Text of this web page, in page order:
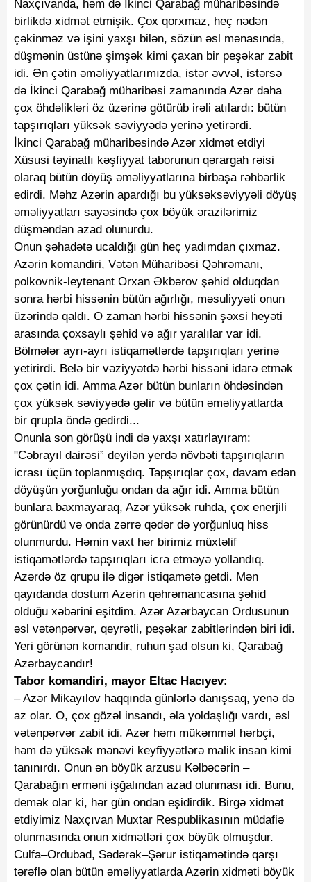
Naxçıvanda, həm də İkinci Qarabağ müharibəsində
birlikdə xidmət etmişik. Çox qorxmaz, heç nədən
çəkinməz və işini yaxşı bilən, sözün əsl mənasında,
düşmənin üstünə şimşək kimi çaxan bir peşəkar zabit
idi. Ən çətin əməliyyatlarımızda, istər əvvəl, istərsə
də İkinci Qarabağ müharibəsi zamanında Azər daha
çox öhdəlikləri öz üzərinə götürüb irəli atılardı: bütün
tapşırıqları yüksək səviyyədə yerinə yetirərdi.
İkinci Qarabağ müharibəsində Azər xidmət etdiyi
Xüsusi təyinatlı kəşfiyyat taborunun qərargah rəisi
olaraq bütün döyüş əməliyyatlarına birbaşa rəhbərlik
edirdi. Məhz Azərin apardığı bu yüksəksəviyyəli döyüş
əməliyyatları sayəsində çox böyük ərazilərimiz
düşməndən azad olunurdu.
Onun şəhadətə ucaldığı gün heç yadımdan çıxmaz.
Azərin komandiri, Vətən Müharibəsi Qəhrəmanı,
polkovnik-leytenant Orxan Əkbərov şəhid olduqdan
sonra hərbi hissənin bütün ağırlığı, məsuliyyəti onun
üzərində qaldı. O zaman hərbi hissənin şəxsi heyəti
arasında çoxsaylı şəhid və ağır yaralılar var idi.
Bölmələr ayrı-ayrı istiqamətlərdə tapşırıqları yerinə
yetirirdi. Belə bir vəziyyətdə hərbi hissəni idarə etmək
çox çətin idi. Amma Azər bütün bunların öhdəsindən
çox yüksək səviyyədə gəlir və bütün əməliyyatlarda
bir qrupla öndə gedirdi...
Onunla son görüşü indi də yaxşı xatırlayıram:
"Cəbrayıl dairəsi” deyilən yerdə növbəti tapşırıqların
icrası üçün toplanmışdıq. Tapşırıqlar çox, davam edən
döyüşün yorğunluğu ondan da ağır idi. Amma bütün
bunlara baxmayaraq, Azər yüksək ruhda, çox enerjili
görünürdü və onda zərrə qədər də yorğunluq hiss
olunmurdu. Həmin vaxt hər birimiz müxtəlif
istiqamətlərdə tapşırıqları icra etməyə yollandıq.
Azərdə öz qrupu ilə digər istiqamətə getdi. Mən
qayıdanda dostum Azərin qəhrəmancasına şəhid
olduğu xəbərini eşitdim. Azər Azərbaycan Ordusunun
əsl vətənpərvər, qeyrətli, peşəkar zabitlərindən biri idi.
Yeri görünən komandir, ruhun şad olsun ki, Qarabağ
Azərbaycandır!
Tabor komandiri, mayor Eltac Hacıyev:
– Azər Mikayılov haqqında günlərlə danışsaq, yenə də
az olar. O, çox gözəl insandı, əla yoldaşlığı vardı, əsl
vətənpərvər zabit idi. Azər həm mükəmməl hərbçi,
həm də yüksək mənəvi keyfiyyətlərə malik insan kimi
tanınırdı. Onun ən böyük arzusu Kəlbəcərin –
Qarabağın erməni işğalından azad olunması idi. Bunu,
demək olar ki, hər gün ondan eşidirdik. Birgə xidmət
etdiyimiz Naxçıvan Muxtar Respublikasının müdafiə
olunmasında onun xidmətləri çox böyük olmuşdur.
Culfa–Ordubad, Sədərək–Şərur istiqamətində qarşı
tərəflə olan bütün əməliyyatlarda Azərin xidməti böyük